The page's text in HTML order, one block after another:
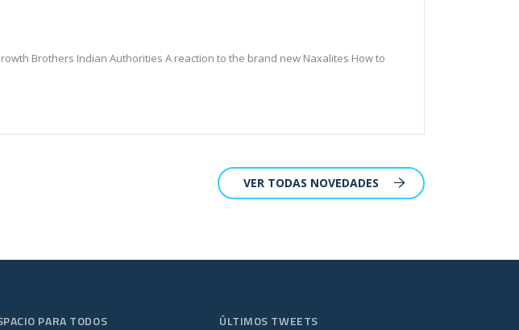
Brothers Indian Authorities A reaction to the brand new Naxalites How to
VER TODAS NOVEDADES
PARA TODOS ÚLTIMOS TWEETS